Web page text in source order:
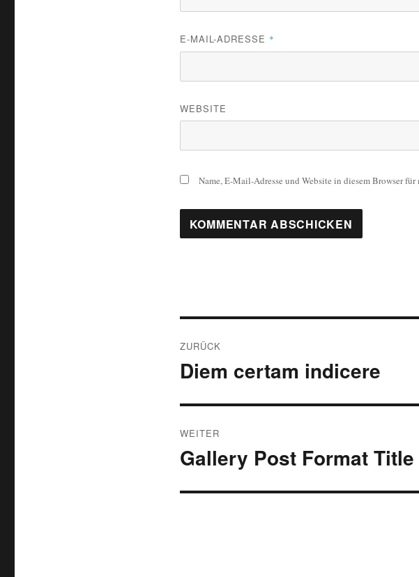
E-MAIL-ADRESSE *
WEBSITE
Name, E-Mail-Adresse und Website in diesem Browser
ZURÜCK
Vorheriger
Diem certam indicere
WEITER
Nächster
Gallery Post Format Title